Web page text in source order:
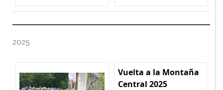
2025
Vuelta a la Montaña
Central 2025